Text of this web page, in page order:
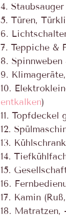
4.
5. Türen,
6.
7. Teppiche &
8.
9.
10.
entkalken)
11.
12.
13.
14.
15.
16.
17. Kamin
18. Matratzen,